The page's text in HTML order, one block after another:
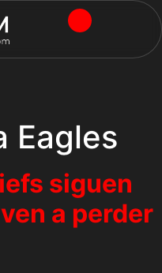
Eagles
siguen
a perder